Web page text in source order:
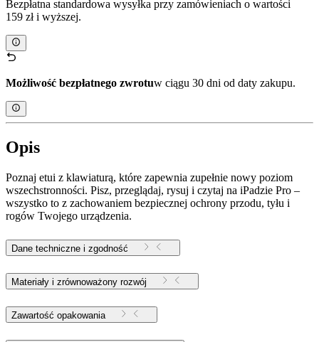
Bezpłatna standardowa wysyłka przy zamówieniach o wartości
159 zł i wyższej.
Możliwość bezpłatnego zwrotuw ciągu 30 dni od daty zakupu.
Opis
Poznaj etui z klawiaturą, które zapewnia zupełnie nowy poziom
wszechstronności. Pisz, przeglądaj, rysuj i czytaj na iPadzie Pro –
wszystko to z zachowaniem bezpiecznej ochrony przodu, tyłu i
rogów Twojego urządzenia.
Dane techniczne i zgodność
Materiały i zrównoważony rozwój
Zawartość opakowania